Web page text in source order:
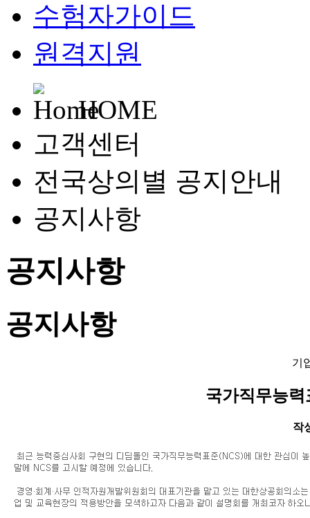
수험자가이드
원격지원
HOME
고객센터
전국상의별 공지안내
공지사항
공지사항
공지사항
기
국가직무능력
작